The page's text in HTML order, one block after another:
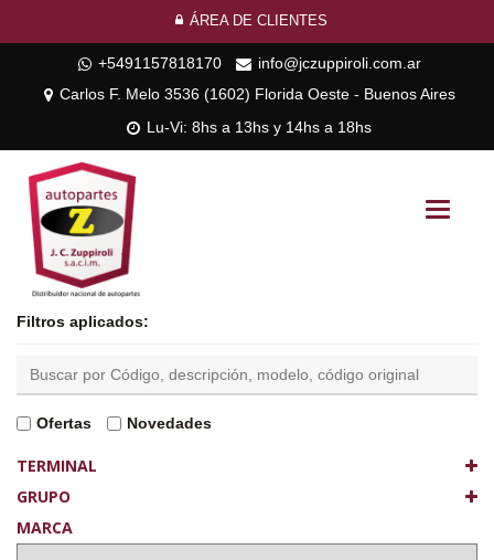
ÁREA DE CLIENTES
+5491157818170
info@jczuppiroli.com.ar
Carlos F. Melo 3536 (1602) Florida Oeste - Buenos Aires
Lu-Vi: 8hs a 13hs y 14hs a 18hs
Toggle
Filtros aplicados:
Ofertas Novedades
TERMINAL
GRUPO
MARCA